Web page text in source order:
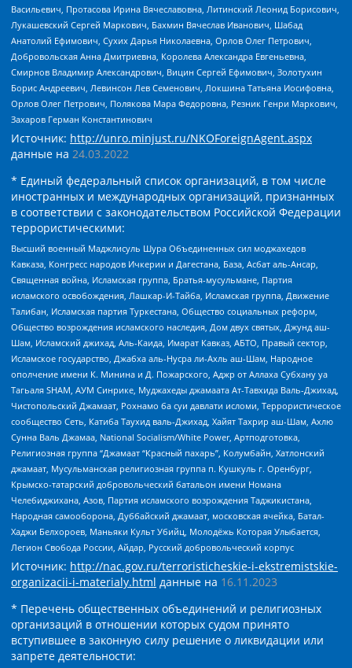
Васильевич, Протасова Ирина Вячеславовна, Литинский Леонид Борисович,
Лукашевский Сергей Маркович, Бахмин Вячеслав Иванович, Шабад
Анатолий Ефимович, Сухих Дарья Николаевна, Орлов Олег Петрович,
Добровольская Анна Дмитриевна, Королева Александра Евгеньевна,
Смирнов Владимир Александрович, Вицин Сергей Ефимович, Золотухин
Борис Андреевич, Левинсон Лев Семенович, Локшина Татьяна Иосифовна,
Орлов Олег Петрович, Полякова Мара Федоровна, Резник Генри Маркович,
Захаров Герман Константинович
Источник: http://unro.minjust.ru/NKOForeignAgent.aspx
данные на 24.03.2022
* Единый федеральный список организаций, в том числе
иностранных и международных организаций, признанных
в соответствии с законодательством Российской Федерации
террористическими:
Высший военный Маджлисуль Шура Объединенных сил моджахедов
Кавказа, Конгресс народов Ичкерии и Дагестана, База, Асбат аль-Ансар,
Священная война, Исламская группа, Братья-мусульмане, Партия
исламского освобождения, Лашкар-И-Тайба, Исламская группа, Движение
Талибан, Исламская партия Туркестана, Общество социальных реформ,
Общество возрождения исламского наследия, Дом двух святых, Джунд аш-
Шам, Исламский джихад, Аль-Каида, Имарат Кавказ, АБТО, Правый сектор,
Исламское государство, Джабха аль-Нусра ли-Ахль аш-Шам, Народное
ополчение имени К. Минина и Д. Пожарского, Аджр от Аллаха Субхану уа
Тагьаля SHAM, АУМ Синрике, Муджахеды джамаата Ат-Тавхида Валь-Джихад,
Чистопольский Джамаат, Рохнамо ба суи давлати исломи, Террористическое
сообщество Сеть, Катиба Таухид валь-Джихад, Хайят Тахрир аш-Шам, Ахлю
Сунна Валь Джамаа, National Socialism/White Power, Артподготовка,
Религиозная группа “Джамаат “Красный пахарь”, Колумбайн, Хатлонский
джамаат, Мусульманская религиозная группа п. Кушкуль г. Оренбург,
Крымско-татарский добровольческий батальон имени Номана
Челебиджихана, Азов, Партия исламского возрождения Таджикистана,
Народная самооборона, Дуббайский джамаат, московская ячейка, Батал-
Хаджи Белхороев, Маньяки Культ Убийц, Молодёжь Которая Улыбается,
Легион Свобода России, Айдар, Русский добровольческий корпус
Источник: http://nac.gov.ru/terroristicheskie-i-ekstremistskie-
organizacii-i-materialy.html данные на 16.11.2023
* Перечень общественных объединений и религиозных
организаций в отношении которых судом принято
вступившее в законную силу решение о ликвидации или
запрете деятельности: